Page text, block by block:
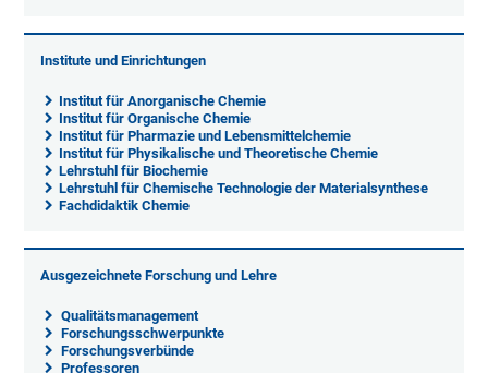
Institute und Einrichtungen
Institut für Anorganische Chemie
Institut für Organische Chemie
Institut für Pharmazie und Lebensmittelchemie
Institut für Physikalische und Theoretische Chemie
Lehrstuhl für Biochemie
Lehrstuhl für Chemische Technologie der Materialsynthese
Fachdidaktik Chemie
Ausgezeichnete Forschung und Lehre
Qualitätsmanagement
Forschungsschwerpunkte
Forschungsverbünde
Professoren